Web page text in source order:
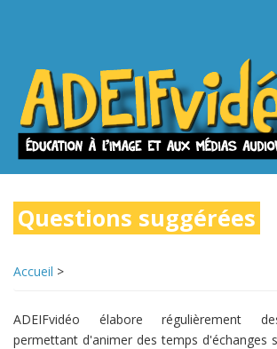
principal
Questions suggérées
Accueil >
ADEIFvidéo élabore régulièrement
permettant d'animer des temps d'échanges